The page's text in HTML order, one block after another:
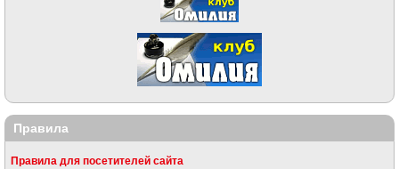
Правила
Правила для посетителей сайта